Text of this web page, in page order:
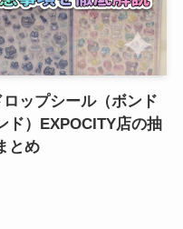
ロップシール（ボンド
ド）EXPOCITY店の抽
とめ